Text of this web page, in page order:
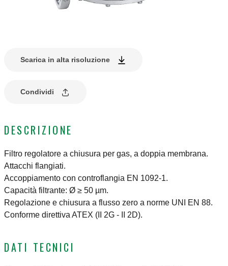
Scarica in alta risoluzione
Condividi
DESCRIZIONE
Filtro regolatore a chiusura per gas, a doppia membrana.
Attacchi flangiati.
Accoppiamento con controflangia EN 1092-1.
Capacità filtrante: Ø ≥ 50 µm.
Regolazione e chiusura a flusso zero a norme UNI EN 88.
Conforme direttiva ATEX (II 2G - II 2D).
DATI TECNICI